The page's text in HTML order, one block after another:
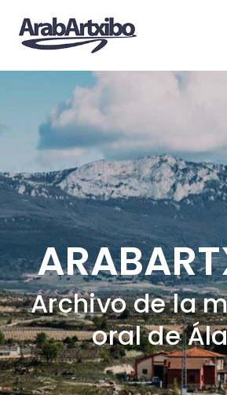
contenido
Archivo de la
oral de